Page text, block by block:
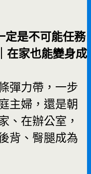
是不可能任務
家也能變身成
力帶，一步
主婦，還是朝
、在辦公室，
背、臀腿成為